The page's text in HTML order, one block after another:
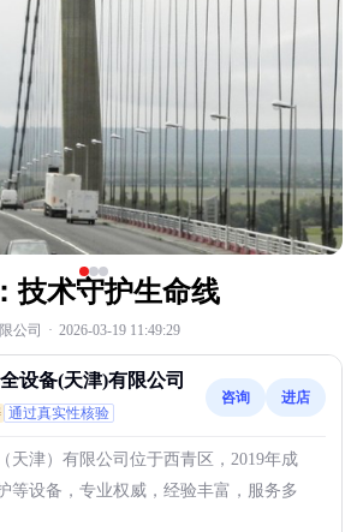
技术守护生命线
公司 · 2026-03-19 11:49:29
设备(天津)有限公司
通过真实性核验
咨询 进店
天津）有限公司位于西青区，2019年成
等设备，专业权威，经验丰富，服务多